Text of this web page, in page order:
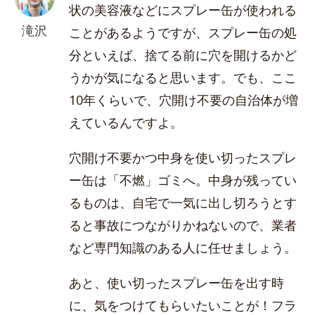
滝沢
状の美容液などにスプレー缶が使われる
ことがあるようですが、スプレー缶の処
分といえば、捨てる前に穴を開けるかど
うかが気になると思います。でも、ここ
10年くらいで、穴開け不要の自治体が増
えているんですよ。
穴開け不要かつ中身を使い切ったスプレ
ー缶は「不燃」ゴミへ。中身が残ってい
るものは、自宅で一気に出し切ろうとす
ると事故につながりかねないので、業者
など専門知識のある人に任せましょう。
あと、使い切ったスプレー缶を出す時
に、気をつけてもらいたいことが！フラ